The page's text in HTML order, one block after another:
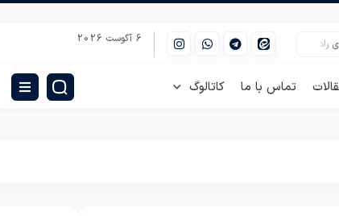
قیمت پتو ژله ای تیسا دونفره گل برجسته صادرات مستقیم تشک چهل 6 آگوست 2026
تماس با ما کاتالوگ